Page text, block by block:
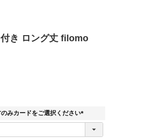
き ロング丈 filomo
みカードをご選択ください
(